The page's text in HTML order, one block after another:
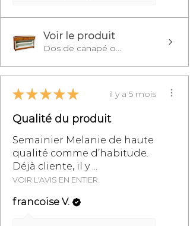
Voir le produit
Dos de canapé o...
★ ★ ★ ★ ★ il y a 5 mois
Qualité du produit
Semainier Melanie de haute
qualité comme d’habitude.
Déjà cliente, il y ...
VOIR L'AVIS EN ENTIER
francoise V.